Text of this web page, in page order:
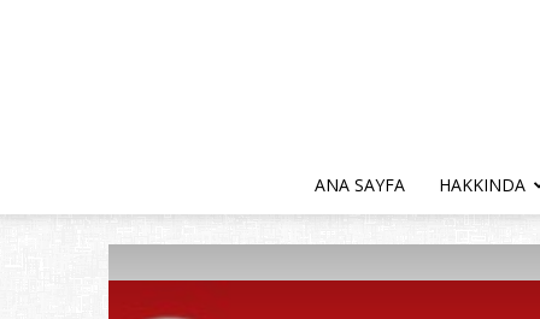
ANA SAYFA HAKKINDA